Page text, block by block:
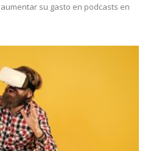
su gasto en podcasts en